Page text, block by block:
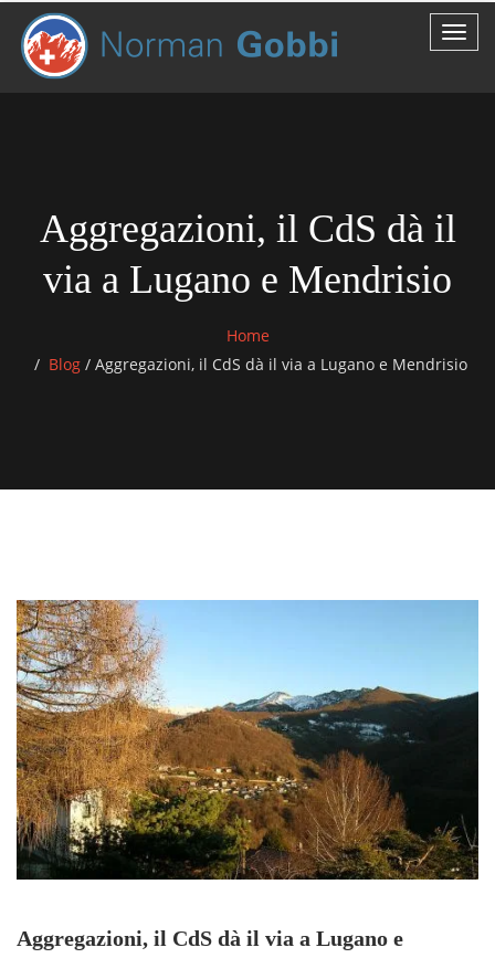
Aggregazioni, il CdS dà il
via a Lugano e Mendrisio
Home
Blog /Aggregazioni, il CdS dà il via a Lugano e Mendrisio
Aggregazioni, il CdS dà il via a Lugano e